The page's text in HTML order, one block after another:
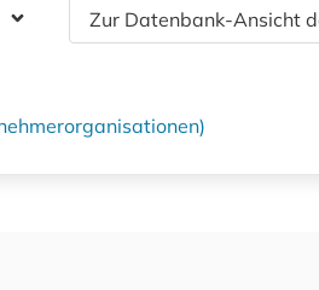
Zur Datenbank-Ansicht